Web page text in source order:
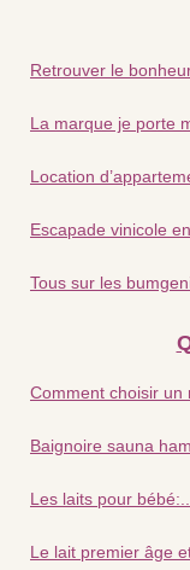
Retrouver le
La marque je porte
Location
Escapade vinicole
Tous sur les
Comment choisir un
Baignoire sauna
Les laits pour bébé:...
Le lait premier âge et